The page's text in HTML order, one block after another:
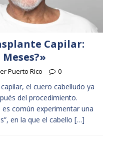
Capilar:
Puerto Rico 0
el cuero cabelludo ya
del procedimiento.
común experimentar una
en la que el cabello […]